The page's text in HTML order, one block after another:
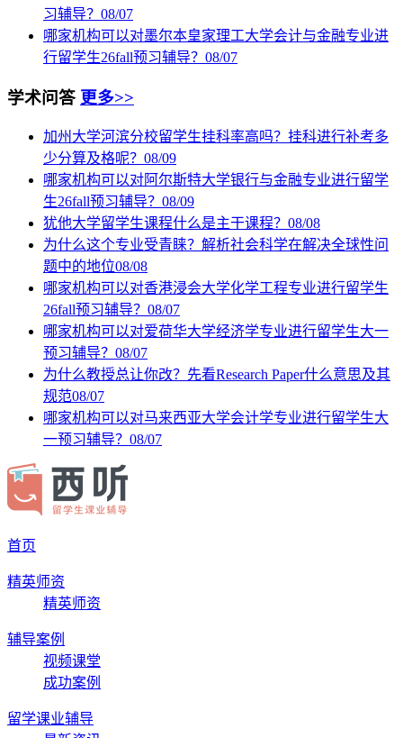
习辅导？ 08/07
哪家机构可以对墨尔本皇家理工大学会计与金融专业进
行留学生26fall预习辅导？ 08/07
学术问答 更多>>
加州大学河滨分校留学生挂科率高吗？挂科进行补考多
少分算及格呢？ 08/09
哪家机构可以对阿尔斯特大学银行与金融专业进行留学
生26fall预习辅导？ 08/09
犹他大学留学生课程什么是主干课程？ 08/08
为什么这个专业受青睐？解析社会科学在解决全球性问
题中的地位08/08
哪家机构可以对香港浸会大学化学工程专业进行留学生
26fall预习辅导？ 08/07
哪家机构可以对爱荷华大学经济学专业进行留学生大一
预习辅导？ 08/07
为什么教授总让你改？先看Research Paper什么意思及其
规范08/07
哪家机构可以对马来西亚大学会计学专业进行留学生大
一预习辅导？ 08/07
首页
精英师资
精英师资
辅导案例
视频课堂
成功案例
留学课业辅导